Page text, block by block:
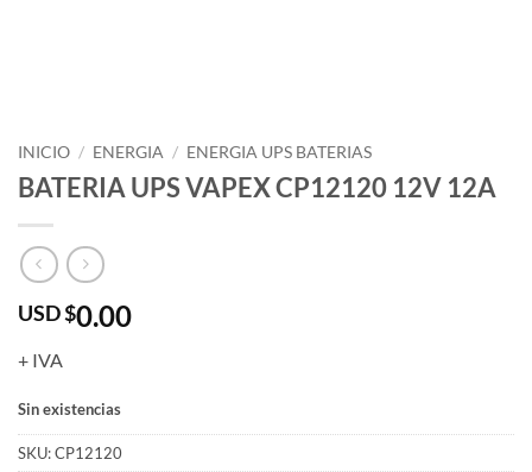
INICIO / ENERGIA / ENERGIA UPS BATERIAS
BATERIA UPS VAPEX CP12120 12V 12A
USD $0.00
+ IVA
Sin existencias
SKU:CP12120